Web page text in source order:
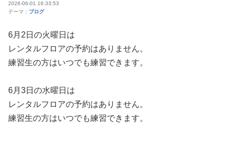
2026-06-01 16:33:53
テーマ： ブログ
6月2日の火曜日は
レンタルフロアの予約はありません。
練習生の方はいつでも練習できます。
6月3日の水曜日は
レンタルフロアの予約はありません。
練習生の方はいつでも練習できます。